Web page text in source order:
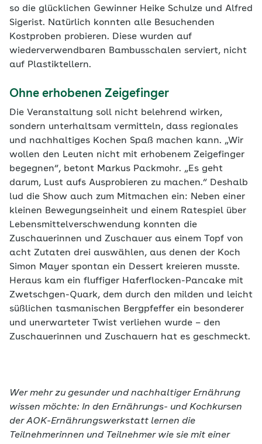
so die glücklichen Gewinner Heike Schulze und Alfred
Sigerist. Natürlich konnten alle Besuchenden
Kostproben probieren. Diese wurden auf
wiederverwendbaren Bambusschalen serviert, nicht
auf Plastiktellern.
Ohne erhobenen Zeigefinger
Die Veranstaltung soll nicht belehrend wirken,
sondern unterhaltsam vermitteln, dass regionales
und nachhaltiges Kochen Spaß machen kann. „Wir
wollen den Leuten nicht mit erhobenem Zeigefinger
begegnen“, betont Markus Packmohr. „Es geht
darum, Lust aufs Ausprobieren zu machen.“ Deshalb
lud die Show auch zum Mitmachen ein: Neben einer
kleinen Bewegungseinheit und einem Ratespiel über
Lebensmittelverschwendung konnten die
Zuschauerinnen und Zuschauer aus einem Topf von
acht Zutaten drei auswählen, aus denen der Koch
Simon Mayer spontan ein Dessert kreieren musste.
Heraus kam ein fluffiger Haferflocken-Pancake mit
Zwetschgen-Quark, dem durch den milden und leicht
süßlichen tasmanischen Bergpfeffer ein besonderer
und unerwarteter Twist verliehen wurde – den
Zuschauerinnen und Zuschauern hat es geschmeckt.
Wer mehr zu gesunder und nachhaltiger Ernährung
wissen möchte: In den Ernährungs- und Kochkursen
der AOK-Ernährungswerkstatt lernen die
Teilnehmerinnen und Teilnehmer wie sie mit einer